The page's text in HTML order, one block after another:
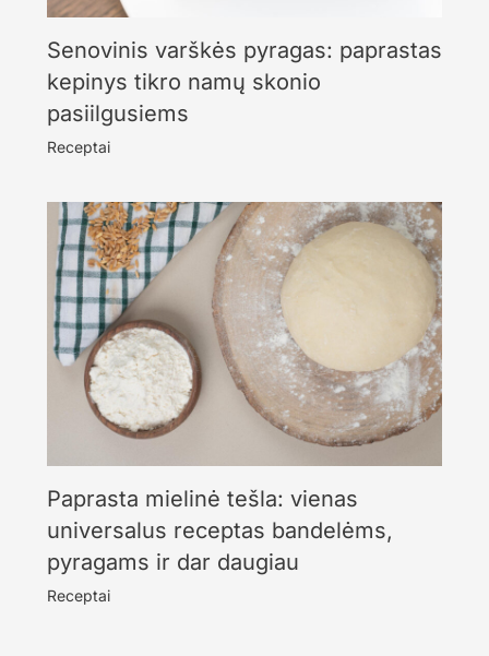
Senovinis varškės pyragas: paprastas
kepinys tikro namų skonio
pasiilgusiems
Receptai
Paprasta mielinė tešla: vienas
universalus receptas bandelėms,
pyragams ir dar daugiau
Receptai